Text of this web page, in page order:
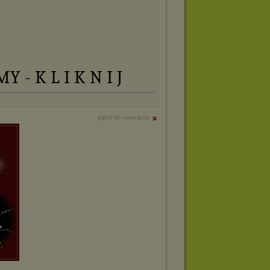
- K L I K N I J
zgłoś do usunięcia